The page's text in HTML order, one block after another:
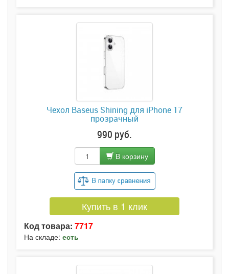
Чехол Baseus Shining для iPhone 17
прозрачный
990 руб.
В корзину
Купить в 1 клик
Код товара: 7717
На складе: есть